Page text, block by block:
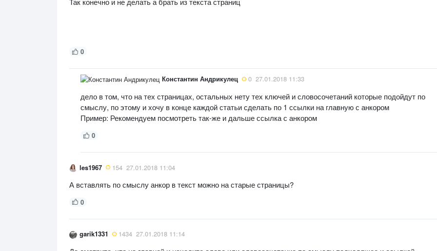
0
Константин Андрикулец 0 27.01.2018 11:33
дело в том, что на тех страницах, остальных нету тех ключей и словосочетаний которые подойдут по
смыслу, по этому и хочу в конце каждой статьи сделать по 1 ссылки на главную с анкором
Пример: Рекомендуем посмотреть так-же и дальше ссылка с анкором
0
les1967 154 27.01.2018 11:04
А вставлять по смыслу анкор в текст можно на старые страницы?
0
garik1331 1434 27.01.2018 11:14